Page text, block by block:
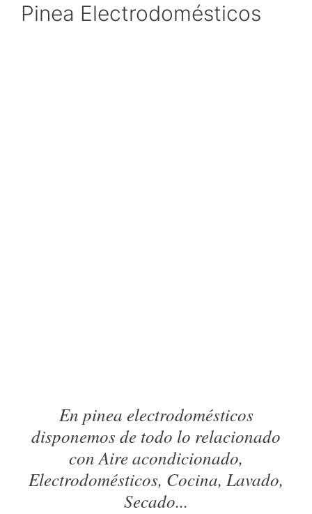
Pinea Electrodomésticos
En pinea electrodomésticos
disponemos de todo lo relacionado
con Aire acondicionado,
Electrodomésticos, Cocina, Lavado,
Secado...